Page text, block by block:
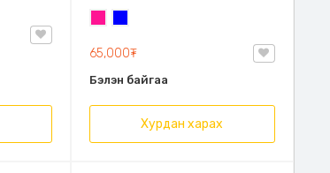
хамгаалалт дагалдана, S, M
размертай, Хөлд тухтай зөөлөн
зузаан материалтай, хөл нухаж
65,000₮
Бэлэн байгаа
Хурдан харах